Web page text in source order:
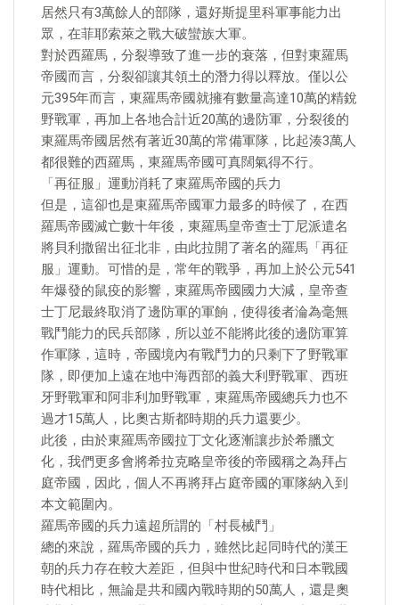
居然只有3萬餘人的部隊，還好斯提里科軍事能力出
眾，在菲耶索萊之戰大破蠻族大軍。
對於西羅馬，分裂導致了進一步的衰落，但對東羅馬
帝國而言，分裂卻讓其領土的潛力得以釋放。僅以公
元395年而言，東羅馬帝國就擁有數量高達10萬的精銳
野戰軍，再加上各地合計近20萬的邊防軍，分裂後的
東羅馬帝國居然有著近30萬的常備軍隊，比起湊3萬人
都很難的西羅馬，東羅馬帝國可真闊氣得不行。
「再征服」運動消耗了東羅馬帝國的兵力
但是，這卻也是東羅馬帝國軍力最多的時候了，在西
羅馬帝國滅亡數十年後，東羅馬皇帝查士丁尼派遣名
將貝利撒留出征北非，由此拉開了著名的羅馬「再征
服」運動。可惜的是，常年的戰爭，再加上於公元541
年爆發的鼠疫的影響，東羅馬帝國國力大減，皇帝查
士丁尼最終取消了邊防軍的軍餉，使得後者淪為毫無
戰鬥能力的民兵部隊，所以並不能將此後的邊防軍算
作軍隊，這時，帝國境內有戰鬥力的只剩下了野戰軍
隊，即便加上遠在地中海西部的義大利野戰軍、西班
牙野戰軍和阿非利加野戰軍，東羅馬帝國總兵力也不
過才15萬人，比奧古斯都時期的兵力還要少。
此後，由於東羅馬帝國拉丁文化逐漸讓步於希臘文
化，我們更多會將希拉克略皇帝後的帝國稱之為拜占
庭帝國，因此，個人不再將拜占庭帝國的軍隊納入到
本文範圍內。
羅馬帝國的兵力遠超所謂的「村長械鬥」
總的來說，羅馬帝國的兵力，雖然比起同時代的漢王
朝的兵力存在較大差距，但與中世紀時代和日本戰國
時代相比，無論是共和國內戰時期的50萬人，還是奧